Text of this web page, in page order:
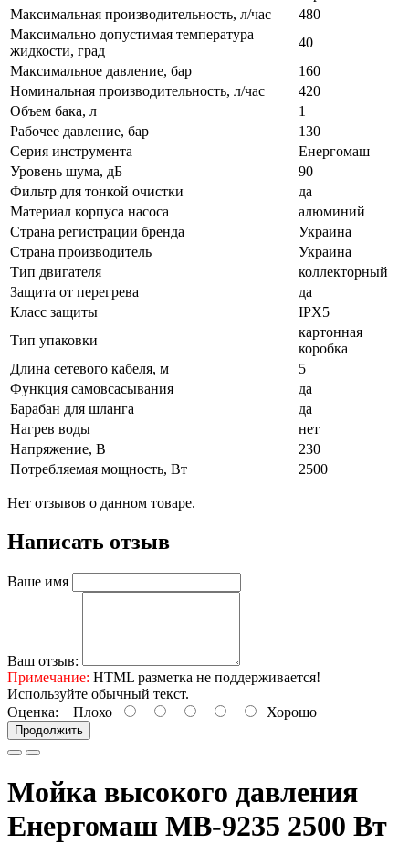
Максимальная производительность, л/час
480
Максимально допустимая температура
жидкости, град
40
Максимальное давление, бар
160
Номинальная производительность, л/час
420
Объем бака, л
1
Рабочее давление, бар
130
Серия инструмента
Енергомаш
Уровень шума, дБ
90
Фильтр для тонкой очистки
да
Материал корпуса насоса
алюминий
Страна регистрации бренда
Украина
Страна производитель
Украина
Тип двигателя
коллекторный
Защита от перегрева
да
Класс защиты
IPX5
Тип упаковки
картонная
коробка
Длина сетевого кабеля, м
5
Функция самовсасывания
да
Барабан для шланга
да
Нагрев воды
нет
Напряжение, В
230
Потребляемая мощность, Вт
2500
Нет отзывов о данном товаре.
Написать отзыв
Ваше имя
Ваш отзыв:
Примечание: HTML разметка не поддерживается!
Используйте обычный текст.
Оценка: Плохо Хорошо
Продолжить
Мойка высокого давления
Енергомаш МВ-9235 2500 Вт